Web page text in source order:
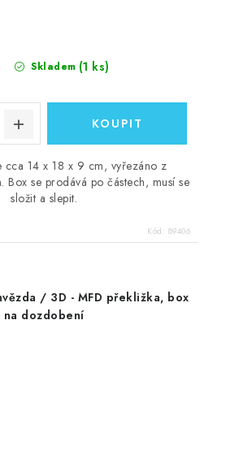
Skladem (1 ks)
cca 14 x 18 x 9 cm, vyřezáno z
Box se prodává po částech, musí se
složit a slepit.
Kód: 89406
/ 3D - MFD překližka, box
na dozdobení